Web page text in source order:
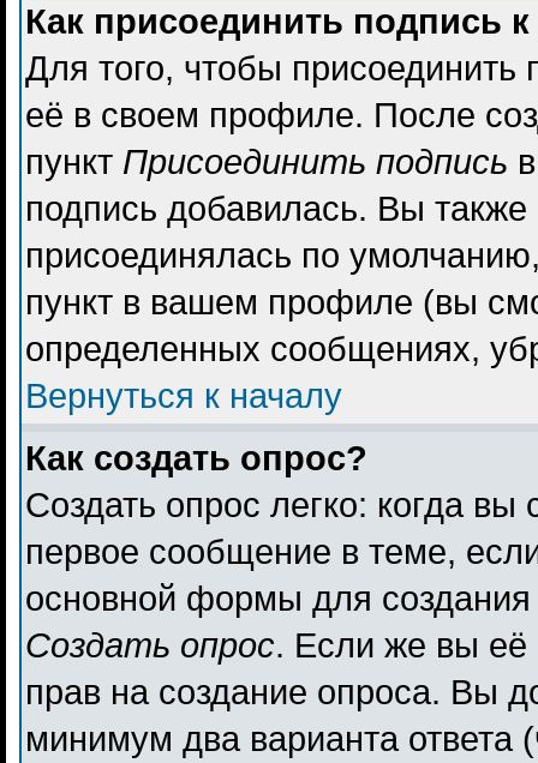
Как присоединить подпись
Для того, чтобы
её в своем профиле. После
пункт Присоединить подпись
подпись добавилась. Вы
присоединялась по
пункт в вашем профиле (вы
определенных сообщениях,
Вернуться к началу
Как создать опрос?
Создать опрос легко: когда вы
первое сообщение в теме,
основной формы для
Создать опрос. Если же вы её
прав на создание опроса. Вы
минимум два варианта ответа